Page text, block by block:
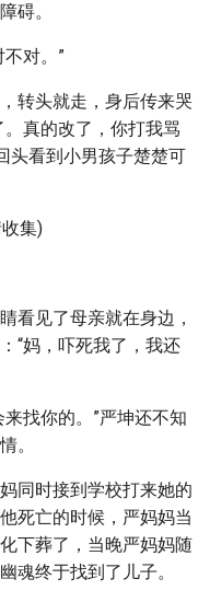
碍。
对。”
转头就走，身后传来哭
真的改了，你打我骂
头看到小男孩子楚楚可
集)
看见了母亲就在身边，
“妈，吓死我了，我还
找你的。”严坤还不知
。
同时接到学校打来她的
死亡的时候，严妈妈当
下葬了，当晚严妈妈随
魂终于找到了儿子。